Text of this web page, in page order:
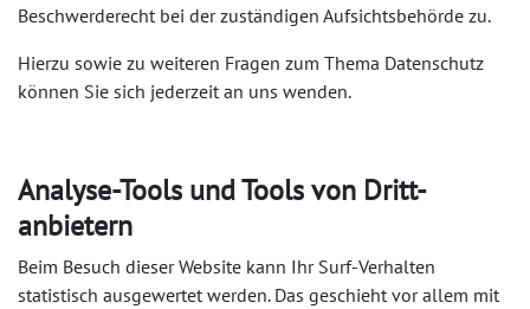
Beschwerderecht bei der zuständigen Aufsichtsbehörde zu.
Hierzu sowie zu weiteren Fragen zum Thema Datenschutz
können Sie sich jederzeit an uns wenden.
Analyse-Tools und Tools von Dritt-
anbietern
Beim Besuch dieser Website kann Ihr Surf-Verhalten
statistisch ausgewertet werden. Das geschieht vor allem mit